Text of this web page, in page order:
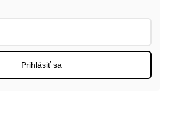
Prihlásiť sa